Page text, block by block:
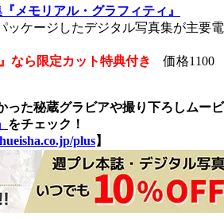
メモリアル・グラフィティ』
ッケージしたデジタル写真集が主要電
なら限定カット特典付き
価格1100
た秘蔵グラビアや撮り下ろしムービ
をチェック！
plus】